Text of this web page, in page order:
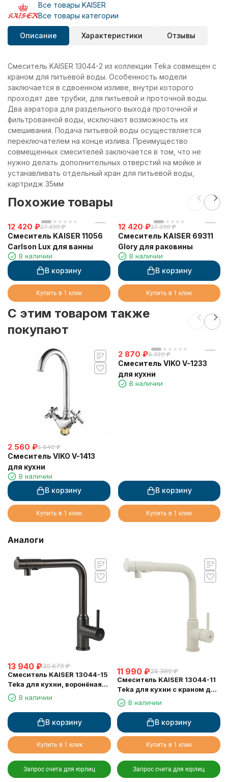
Все товары KAISER
Все товары категории
Описание Характеристики Отзывы
Смеситель KAISER 13044-2 из коллекции Teka совмещен с
краном для питьевой воды. Особенность модели
заключается в сдвоенном изливе, внутри которого
проходят две трубки, для питьевой и проточной воды.
Два аэратора для раздельного выхода проточной и
фильтрованной воды, исключают возможность их
смешивания. Подача питьевой воды осуществляется
переключателем на конце излива. Преимущество
совмещенных смесителей заключается в том, что не
нужно делать дополнительных отверстий на мойке и
устанавливать отдельный кран для питьевой воды,
картридж 35мм
Похожие товары
12 420 ₽27 330 ₽
Смеситель KAISER 11056
Carlson Lux для ванны
В наличии
В корзину
Купить в 1 клик
12 420 ₽27 330 ₽
Смеситель KAISER 69311
Glory для раковины
В наличии
В корзину
Купить в 1 клик
C этим товаром также
покупают
2 560 ₽5 640 ₽
Смеситель VIKO V-1413
для кухни
В наличии
В корзину
Купить в 1 клик
2 870 ₽6 320 ₽
Смеситель VIKO V-1233
для кухни
В наличии
В корзину
Купить в 1 клик
Аналоги
13 940 ₽30 670 ₽
Смеситель KAISER 13044-15
Teka для кухни, воронёная
сталь (6113 Кран-букса)
В наличии
В корзину
Купить в 1 клик
Запрос счета для юрлиц
11 990 ₽26 380 ₽
Смеситель KAISER 13044-11
Teka для кухни с краном для
питьевой воды, бежевый
мрамор
В наличии
В корзину
Купить в 1 клик
Запрос счета для юрлиц